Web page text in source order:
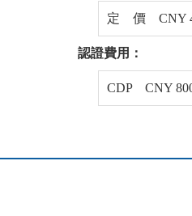
定 價 CNY
認證費用：
CDP CNY